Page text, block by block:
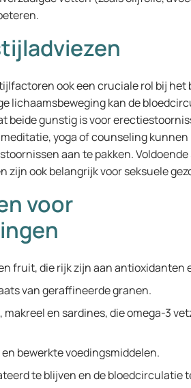
ook een cruciale rol bij het
lichaamsbeweging kan de
beide gunstig is voor
yoga of counseling kunnen
aan te pakken.
zijn ook belangrijk voor seksuele
voor
fruit, die rijk zijn aan antioxidanten
van geraffineerde granen.
makreel en sardines, die omega-3
bewerkte voedingsmiddelen.
te blijven en de bloedcirculatie